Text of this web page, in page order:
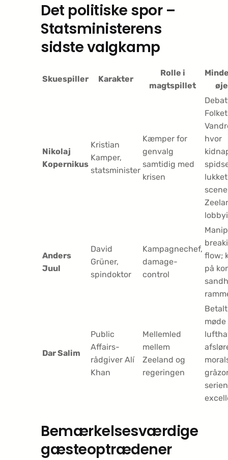
Det politiske spor –
Statsministerens
sidste valgkamp
Skuespiller Karakter
Rolle i
magtspillet
Nikolaj
Kopernikus
Kristian
Kamper,
statsminister
Kæmper for
genvalg
samtidig med
krisen
hvor
Anders
Juul
David
Grüner,
spindoktor
Kampagnechef,
damage-
control
flow;
på
Dar Salim
Public
Affairs-
rådgiver Alí
Khan
Mellemled
mellem
Zeeland og
regeringen
møde
serien
Bemærkelsesværdige
gæsteoptrædener